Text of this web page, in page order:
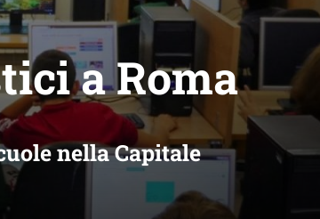
a Roma
nella Capitale